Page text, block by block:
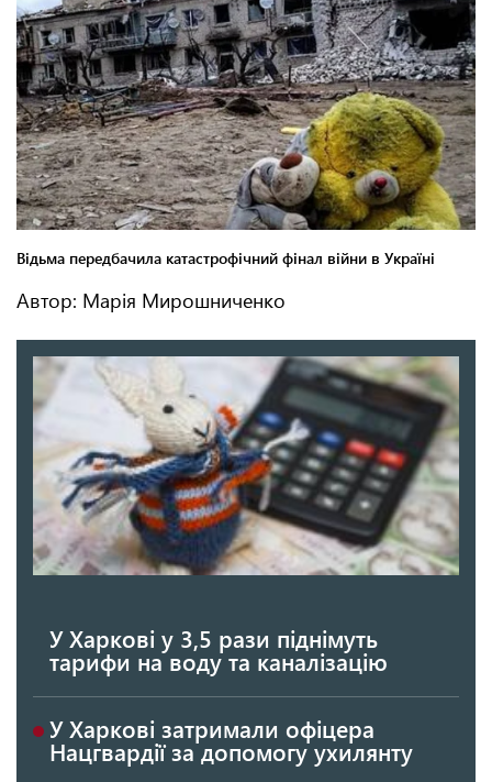
Автор: Марія Мирошниченко
У Харкові у 3,5 рази піднімуть
тарифи на воду та каналізацію
У Харкові затримали офіцера
Нацгвардії за допомогу ухилянту